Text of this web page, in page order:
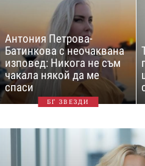
Антония Петрова-
Батинкова с неочаквана
изповед: Никога не съм
чакала някой да ме
спаси
БГ ЗВЕЗДИ